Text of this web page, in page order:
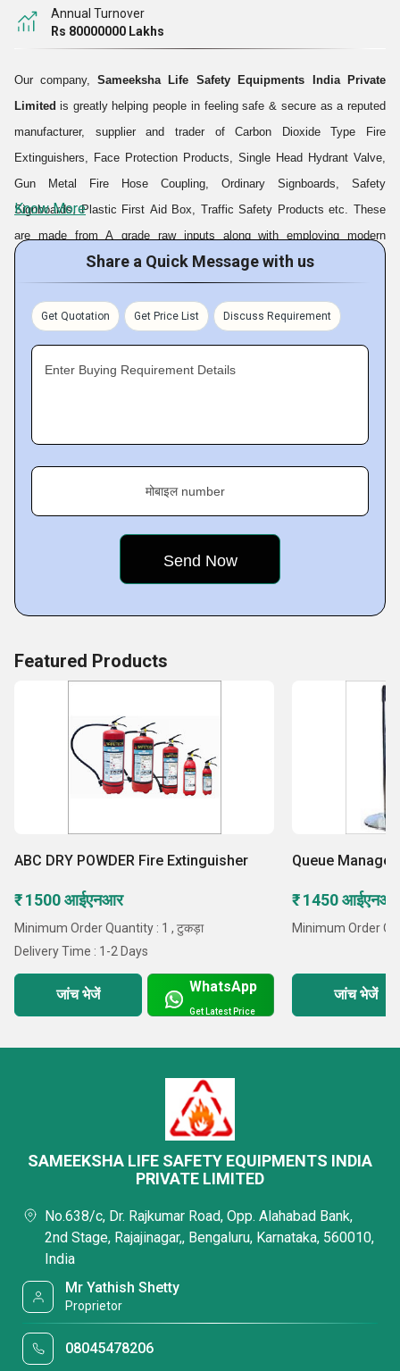
अत्यधिक प्रेरित और मेहनती कार्यबल
जबरदस्त विकास दर
क्वालिटी एश्योर्ड प्रोडक्ट
“हम केवल कर्नाटक और आसपास के स्थानीय क्षेत्रों से पूछताछ आमंत्रित
कर रहे हैं"।
Annual Turnover
Rs 80000000 Lakhs
Our company, Sameeksha Life Safety Equipments India Private
Limited is greatly helping people in feeling safe & secure as a reputed
manufacturer, supplier and trader of Carbon Dioxide Type Fire
Extinguishers, Face Protection Products, Single Head Hydrant Valve,
Gun Metal Fire Hose Coupling, Ordinary Signboards, Safety
Signboards, Plastic First Aid Box, Traffic Safety Products etc. These
are made from A grade raw inputs along with employing modern
machines and tools. The safety signboards we offer are acclaimed of
their catchy appeal, ability to withstand diverse weather conditions and
splendid finish. Apart from our qualitative offerings, factors such as
product-line have enabled us to set several milestones of success for
Fact Sheet :
Know More
Share a Quick Message with us
Get Quotation Get Price List Discuss Requirement
Enter Buying Requirement Details
मोबाइल number
Featured Products
ABC DRY POWDER Fire Extinguisher
₹ 1500 आईएनआर
Minimum Order Quantity : 1 , टुकड़ा
Delivery Time : 1-2 Days
जांच भेजें WhatsApp
Get Latest Price
Queue
₹ 1450
Minimum Order
जांच भेजें
SAMEEKSHA LIFE SAFETY EQUIPMENTS INDIA
PRIVATE LIMITED
No.638/c, Dr. Rajkumar Road, Opp. Alahabad Bank,
2nd Stage, Rajajinagar,, Bengaluru, Karnataka, 560010,
India
Mr Yathish Shetty
Proprietor
08045478206